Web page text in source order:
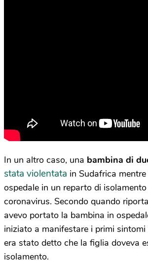
In un altro caso, una bambina di
stata violentata in Sudafrica
ospedale in un reparto di
coronavirus. Secondo quando
avevo portato la bambina in
iniziato a manifestare i primi
era stato detto che la figlia doveva
isolamento.